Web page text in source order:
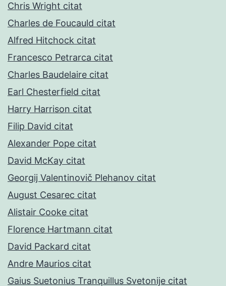
Chris Wright citat
Charles de Foucauld citat
Alfred Hitchock citat
Francesco Petrarca citat
Charles Baudelaire citat
Earl Chesterfield citat
Harry Harrison citat
Filip David citat
Alexander Pope citat
David McKay citat
Georgij Valentinovič Plehanov citat
August Cesarec citat
Alistair Cooke citat
Florence Hartmann citat
David Packard citat
Andre Maurios citat
Gaius Suetonius Tranquillus Svetonije citat